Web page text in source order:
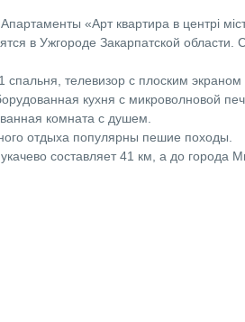
«Арт квартира в центрі
в Ужгороде Закарпатской области.
спальня, телевизор с плоским
кухня с микроволновой
комната с душем.
отдыха популярны пешие походы.
составляет 41 км, а до города